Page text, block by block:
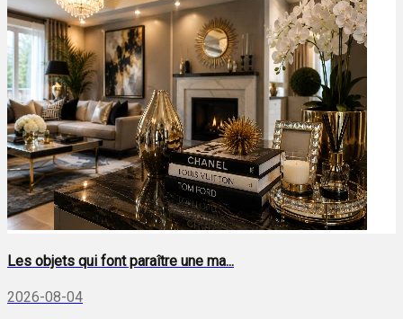
Les objets qui font paraître une ma...
2026-08-04